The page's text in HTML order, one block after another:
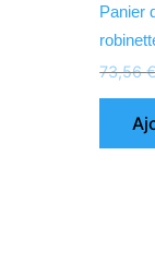
Panier
73,56